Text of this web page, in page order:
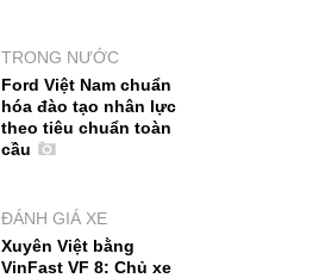
TRONG NƯỚC
Ford Việt Nam chuẩn
hóa đào tạo nhân lực
theo tiêu chuẩn toàn
cầu
ĐÁNH GIÁ XE
Xuyên Việt bằng
VinFast VF 8: Chủ xe